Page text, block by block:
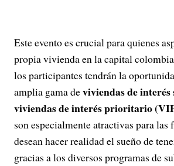
Este evento es crucial para quienes
propia vivienda en la capital
los participantes tendrán la
amplia gama deviviendas de
viviendas de interés prioritario
son especialmente atractivas para las
desean hacer realidad el sueño de
gracias a los diversos programas de